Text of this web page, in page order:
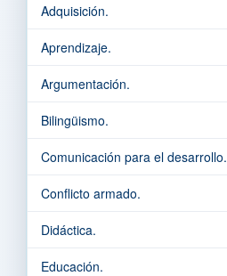
Adquisición.
Aprendizaje.
Argumentación.
Bilingüismo.
Comunicación para el desarrollo.
Conflicto armado.
Didáctica.
Educación.